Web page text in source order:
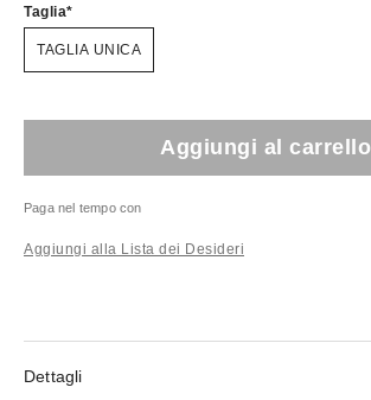
Taglia
TAGLIA UNICA
Aggiungi al carrello
Paga nel tempo con
Aggiungi alla Lista dei Desideri
Dettagli